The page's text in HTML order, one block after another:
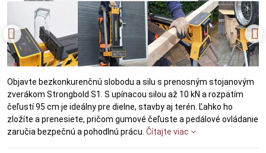
Objavte bezkonkurenčnú slobodu a silu s prenosným stojanovým
zverákom Strongbold S1. S upínacou silou až 10 kN a rozpätím
čeľustí 95 cm je ideálny pre dielne, stavby aj terén. Ľahko ho
zložíte a prenesiete, pričom gumové čeľuste a pedálové ovládanie
zaručia bezpečnú a pohodlnú prácu. Čítajte viac